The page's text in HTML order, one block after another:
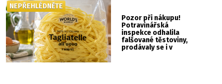
Pozor při nákupu!
Potravinářská
inspekce odhalila
falšované těstoviny,
prodávaly se i v
NEPŘEHLÉDNĚTE